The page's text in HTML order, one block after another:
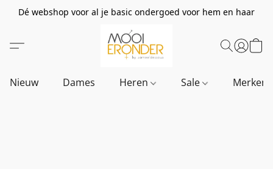
Dé webshop voor al je basic ondergoed voor hem en haar
Nieuw Dames Heren Sale Merken